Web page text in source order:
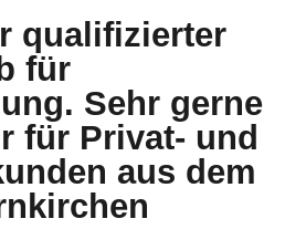
qualifizierter
für
Sehr gerne
für Privat- und
aus dem